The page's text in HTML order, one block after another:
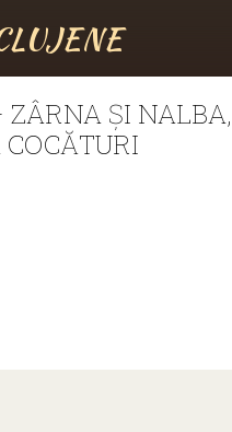
ZÂRNA ȘI NALBA,